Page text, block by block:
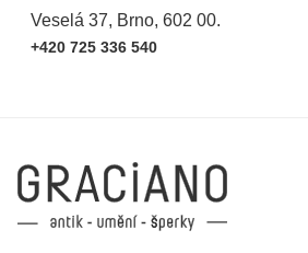
Veselá 37, Brno, 602 00.
+420 725 336 540